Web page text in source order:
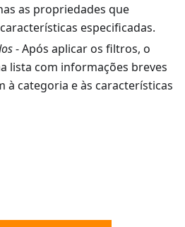
as propriedades que
especificadas.
- Após aplicar os filtros, o
lista com informações breves
à categoria e às características